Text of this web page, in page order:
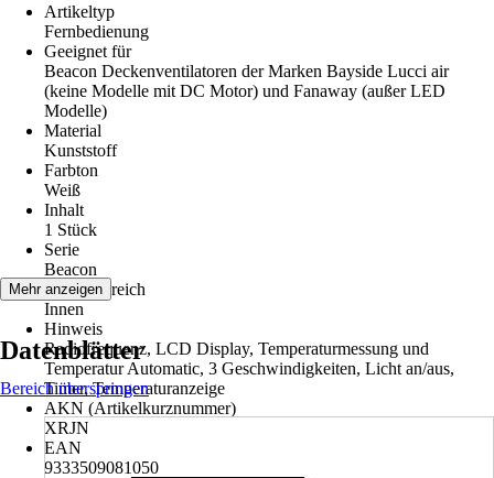
Artikeltyp
Fernbedienung
Geeignet für
Beacon Deckenventilatoren der Marken Bayside Lucci air
(keine Modelle mit DC Motor) und Fanaway (außer LED
Modelle)
Material
Kunststoff
Farbton
Weiß
Inhalt
1 Stück
Serie
Beacon
Einsatzbereich
Innen
Hinweis
Radiofrequenz, LCD Display, Temperaturmessung und
Temperatur Automatic, 3 Geschwindigkeiten, Licht an/aus,
Timer, Temperaturanzeige
AKN (Artikelkurznummer)
XRJN
EAN
9333509081050
Mehr anzeigen
Datenblätter
Bereich überspringen